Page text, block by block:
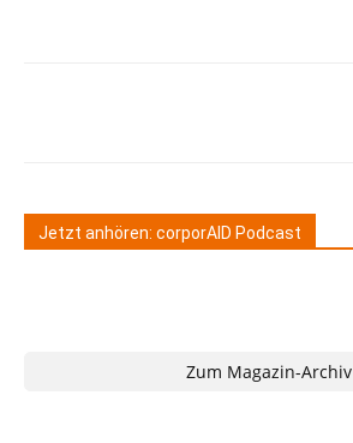
Jetzt anhören: corporAID Podcast
Zum Magazin-Archiv